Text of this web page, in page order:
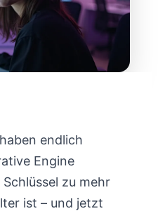
endlich
Engine
zu mehr
ist – und jetzt